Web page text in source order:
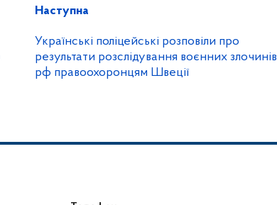
Наступна
Українські поліцейські розповіли про
результати розслідування воєнних злочинів
рф правоохоронцям Швеції